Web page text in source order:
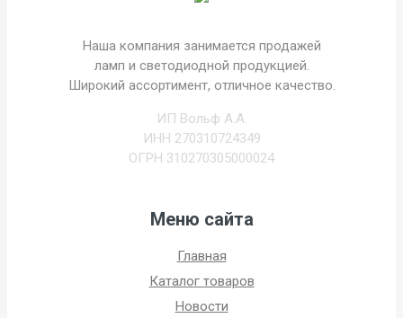
Наша компания занимается продажей
ламп и светодиодной продукцией.
Широкий ассортимент, отличное качество.
ИП Вольф А.А.
ИНН 270310724349
ОГРН 310270305000024
Меню сайта
Главная
Каталог товаров
Новости